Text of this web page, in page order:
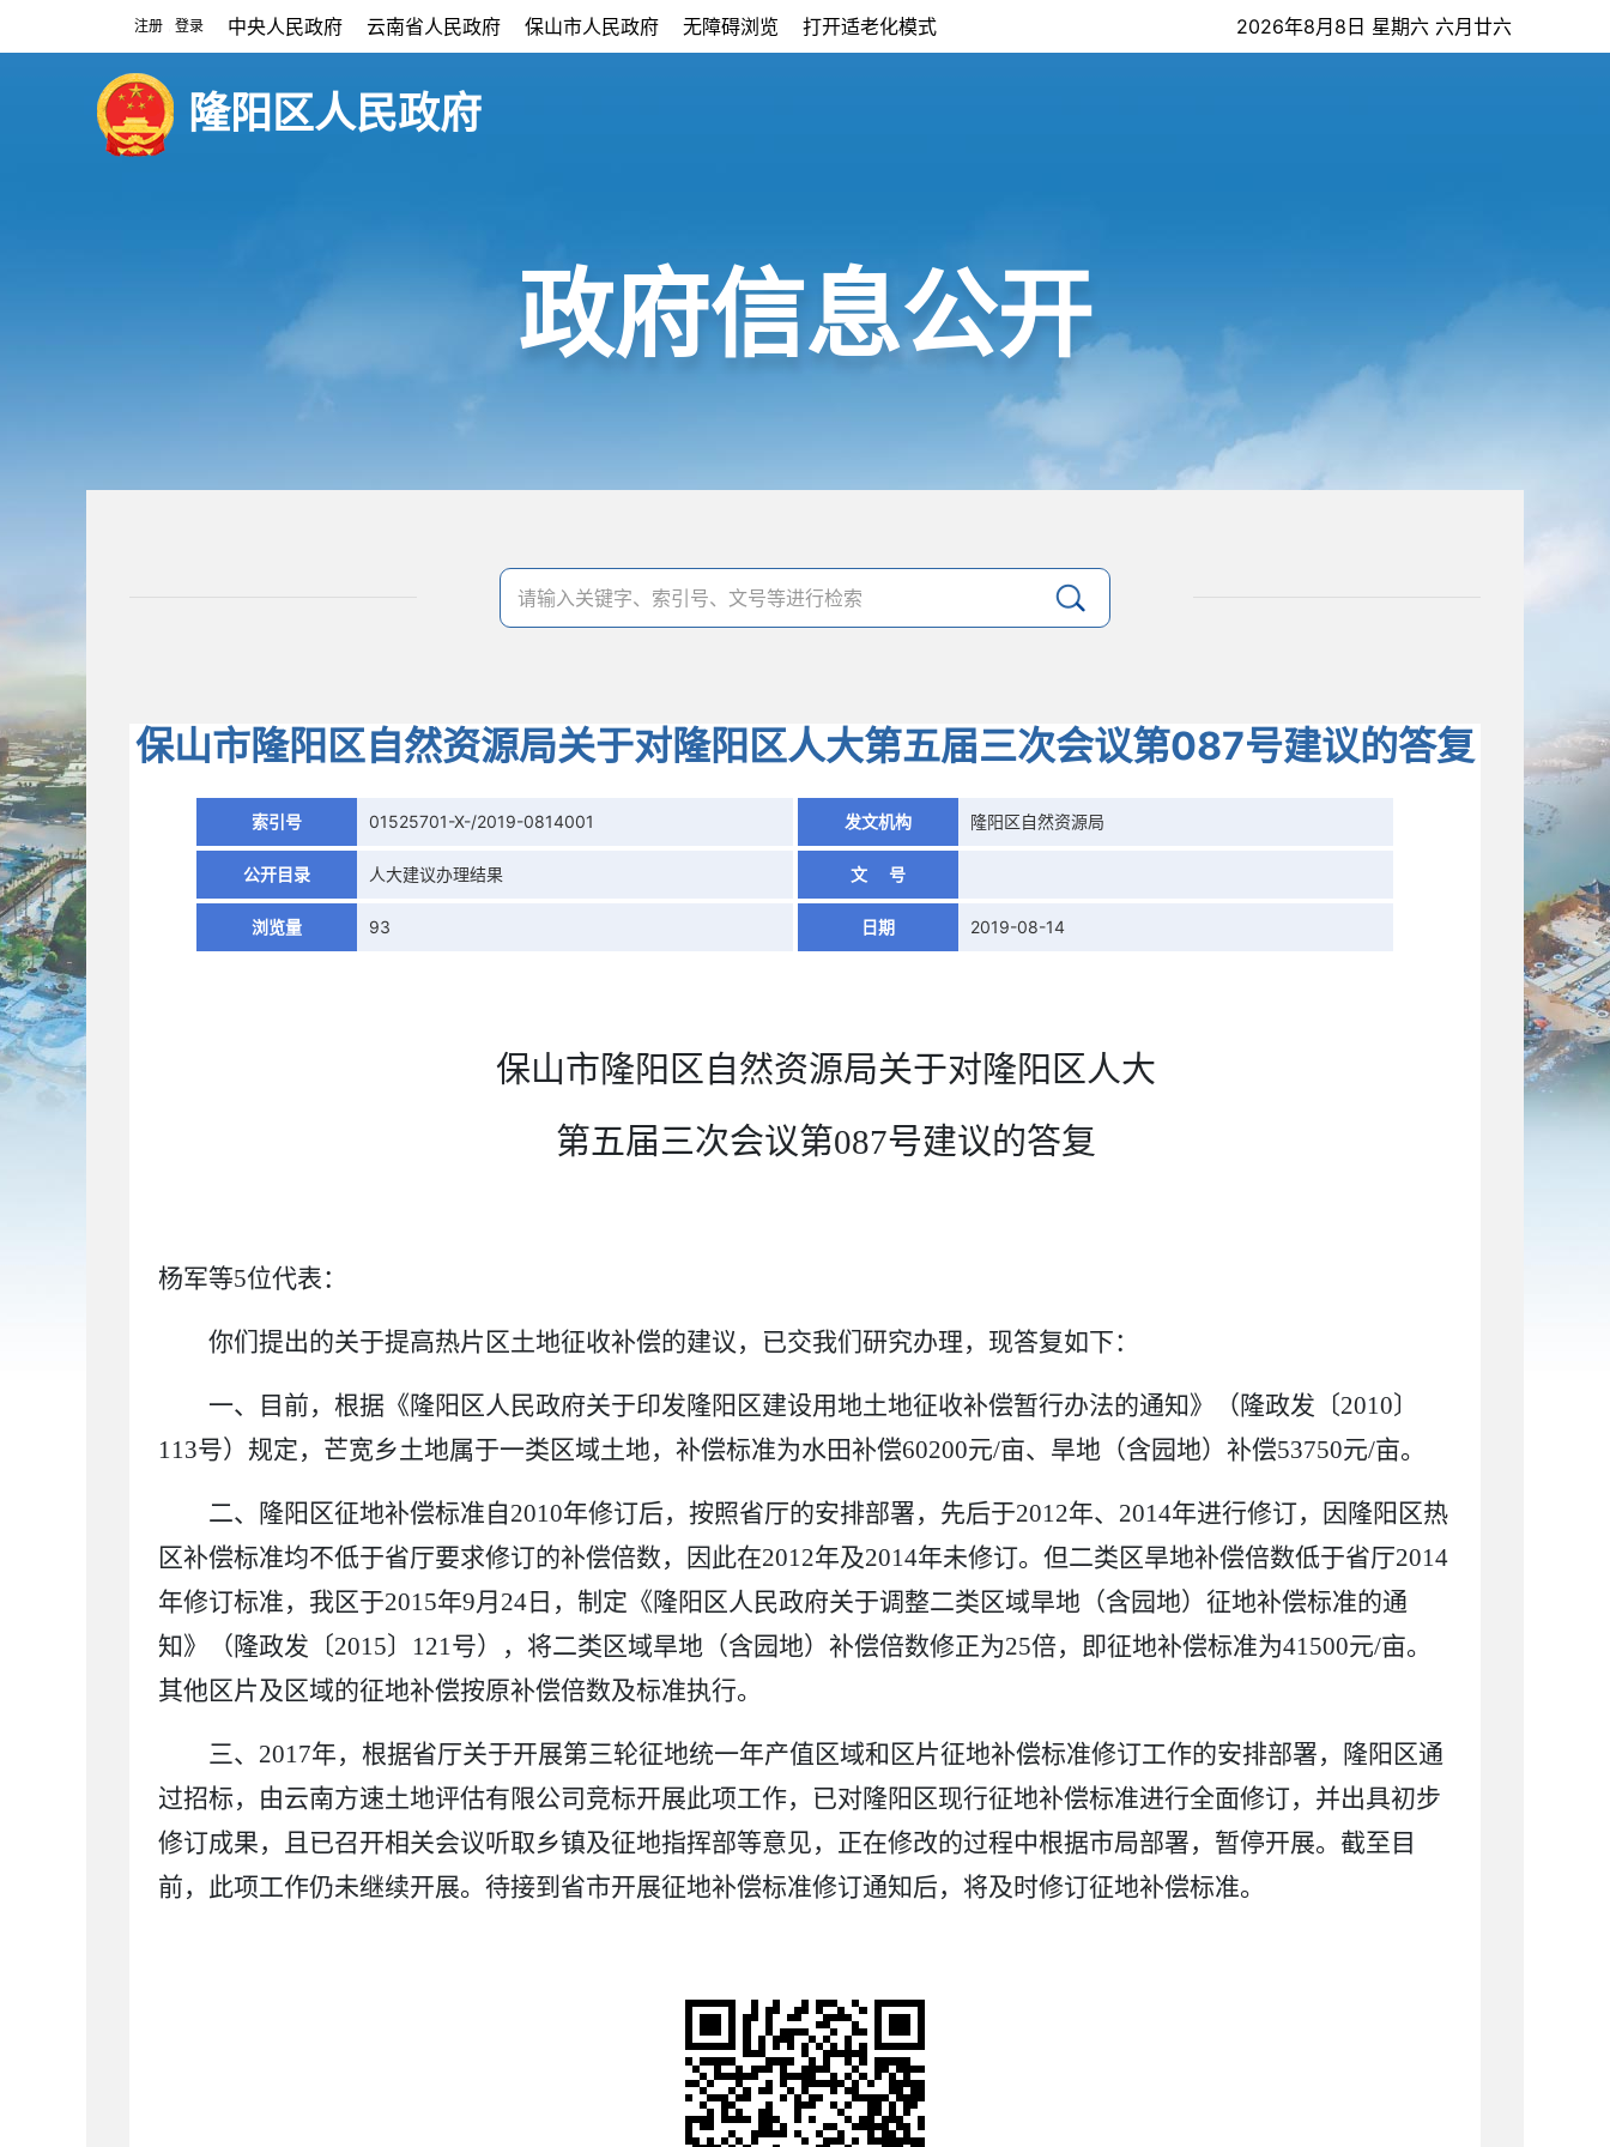
注册 登录 中央人民政府 云南省人民政府 保山市人民政府 无障碍浏览 打开适老化模式 2026年8月8日 星期六 六月廿六
隆阳区人民政府
政府信息公开
保山市隆阳区自然资源局关于对隆阳区人大第五届三次会议第087号建议的答复
索引号 01525701-X-/2019-0814001 发文机构 隆阳区自然资源局
公开目录 人大建议办理结果 文 号
浏览量 93 日期 2019-08-14
保山市隆阳区自然资源局关于对隆阳区人大
第五届三次会议第087号建议的答复
杨军等5位代表：
你们提出的关于提高热片区土地征收补偿的建议，已交我们研究办理，现答复如下：
一、 目前，根据 《隆阳区人民政府关于印发隆阳区建设用地土地征收补偿暂行办法的通知》（隆政发〔2010〕
113号）规定，芒宽乡土地属于一类区域土地，补偿标准为水田补偿60200元/亩、旱地（含园地）补偿53750元/亩。
二、 隆阳区征地补偿标准自2010年修订后，按照省厅的安排部署，先后于2012年、 2014年进行修订，因隆阳区热
区补偿标准均不低于省厅要求修订的补偿倍数，因此在2012年及2014年未修订。但二类区旱地补偿倍数低于省厅2014
年修订标准，我区于2015年9月 24 日，制定《隆阳区人民政府关于调整二类区域旱地（含园地）征地补偿标准的通
知》（隆政发〔2015〕 121号），将二类区域旱地（含园地）补偿倍数修正为25倍，即征地补偿标准为41500元/亩。
其他区片及区域的征地补偿按原补偿倍数及标准执行。
三、 2017年，根据省厅关于开展第三轮征地统一年产值区域和区片征地补偿标准修订工作的安排部署，隆阳区通
过招标，由云南方速土地评估有限公司竞标开展此项工作，已对隆阳区现行征地补偿标准进行全面修订，并出具初步
修订成果，且已召开相关会议听取乡镇及征地指挥部等意见，正在修改的过程中根据市局部署，暂停开展。截至目
前，此项工作仍未继续开展。待接到省市开展征地补偿标准修订通知后，将及时修订征地补偿标准。